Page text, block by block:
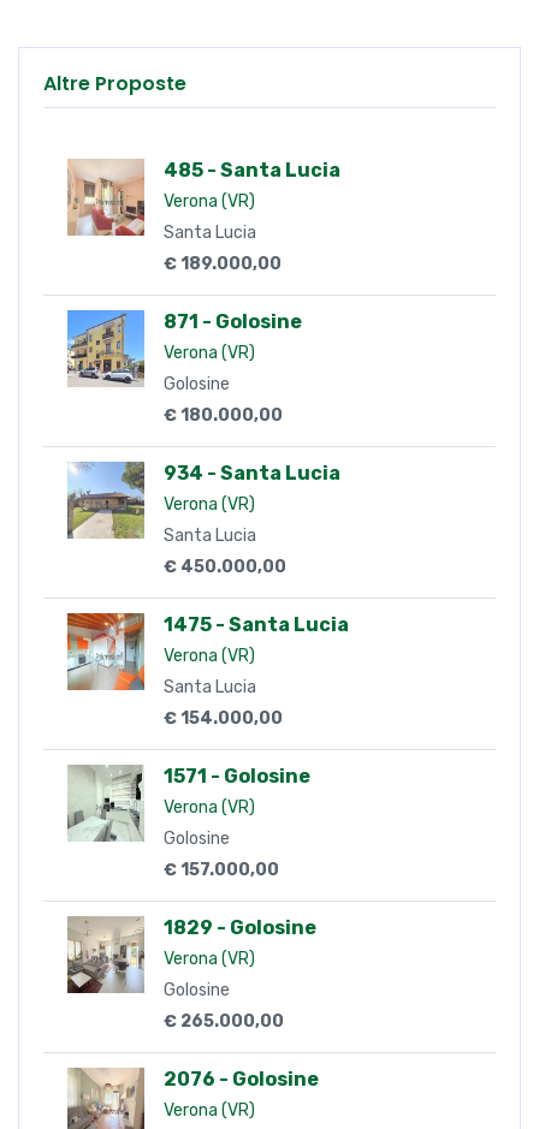
Altre Proposte
485 - Santa Lucia
Verona (VR)
Santa Lucia
€ 189.000,00
871 - Golosine
Verona (VR)
Golosine
€ 180.000,00
934 - Santa Lucia
Verona (VR)
Santa Lucia
€ 450.000,00
1475 - Santa Lucia
Verona (VR)
Santa Lucia
€ 154.000,00
1571 - Golosine
Verona (VR)
Golosine
€ 157.000,00
1829 - Golosine
Verona (VR)
Golosine
€ 265.000,00
2076 - Golosine
Verona (VR)